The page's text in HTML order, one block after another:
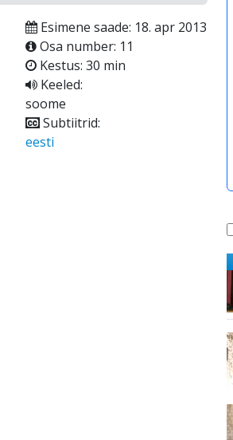
Esimene saade: 18. apr 2013
Osa number: 11
Kestus: 30 min
Keeled:
soome
Subtiitrid:
eesti